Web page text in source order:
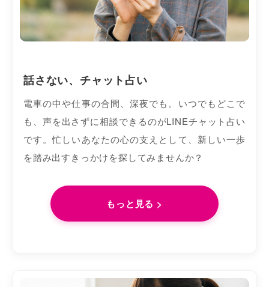
話さない、チャット占い
電車の中や仕事の合間、深夜でも。いつでもどこで
も、声を出さずに相談できるのがLINEチャット占い
です。忙しいあなたの心の支えとして、新しい一歩
を踏み出すきっかけを探してみませんか？
もっと見る >